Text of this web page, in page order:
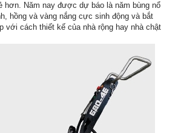
hơn. Năm nay được dự báo là năm bùng nổ
hồng và vàng nắng cực sinh động và bắt
với cách thiết kế của nhà rộng hay nhà chật